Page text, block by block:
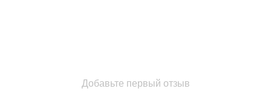
Добавьте первый отзыв